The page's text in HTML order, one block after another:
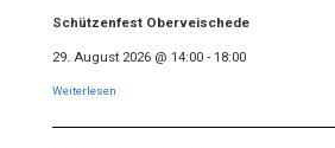
Schützenfest Oberveischede
29. August 2026 @ 14:00 - 18:00
Weiterlesen